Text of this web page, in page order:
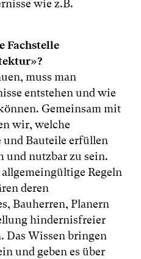
wie z.B.
Fachstelle
muss man
entstehen und wie
Gemeinsam mit
wir, welche
Bauteile erfüllen
und nutzbar zu sein.
Regeln
deren
Bauherren, Planern
hindernisfreier
Das Wissen bringen
und geben es über